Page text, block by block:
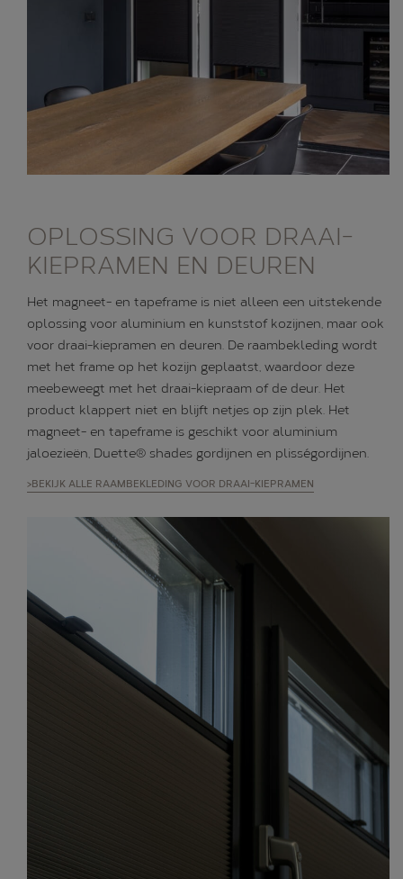
OPLOSSING VOOR DRAAI-
KIEPRAMEN EN DEUREN
Het magneet- en tapeframe is niet alleen een uitstekende
oplossing voor aluminium en kunststof kozijnen, maar ook
voor draai-kiepramen en deuren. De raambekleding wordt
met het frame op het kozijn geplaatst, waardoor deze
meebeweegt met het draai-kiepraam of de deur. Het
product klappert niet en blijft netjes op zijn plek. Het
magneet- en tapeframe is geschikt voor aluminium
jaloezieën, Duette® shades gordijnen en plisségordijnen.
>BEKIJK ALLE RAAMBEKLEDING VOOR DRAAI-KIEPRAMEN